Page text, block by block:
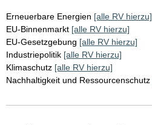
Erneuerbare Energien [alle RV hierzu]
EU-Binnenmarkt [alle RV hierzu]
EU-Gesetzgebung [alle RV hierzu]
Industriepolitik [alle RV hierzu]
Klimaschutz [alle RV hierzu]
Nachhaltigkeit und Ressourcenschutz